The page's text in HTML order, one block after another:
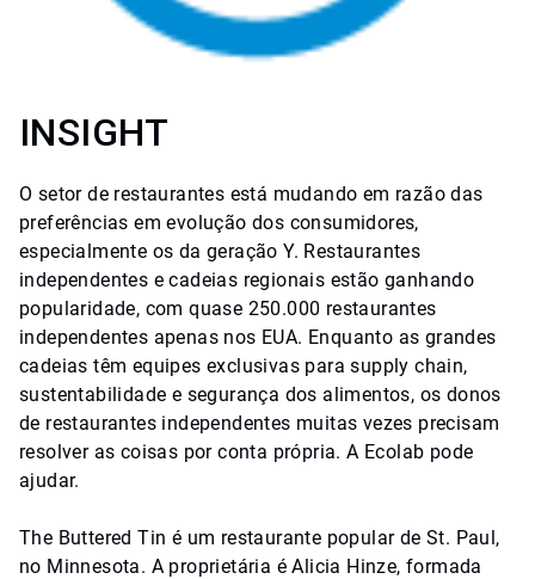
INSIGHT
O setor de restaurantes está mudando em razão das
preferências em evolução dos consumidores,
especialmente os da geração Y. Restaurantes
independentes e cadeias regionais estão ganhando
popularidade, com quase 250.000 restaurantes
independentes apenas nos EUA. Enquanto as grandes
cadeias têm equipes exclusivas para supply chain,
sustentabilidade e segurança dos alimentos, os donos
de restaurantes independentes muitas vezes precisam
resolver as coisas por conta própria. A Ecolab pode
ajudar.
The Buttered Tin é um restaurante popular de St. Paul,
no Minnesota. A proprietária é Alicia Hinze, formada